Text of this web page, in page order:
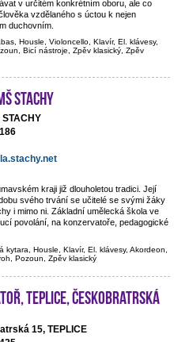
v určitém konkrétním oboru, ale co
vzdělaného s úctou k nejen
duchovním.
Housle, Violoncello, Klavír, El. klávesy,
Bicí nástroje, Zpěv klasický, Zpěv
Stachy
STACHY
kraji již dlouholetou tradici. Její
svého trvání se učitelé se svými žáky
i mimo ni. Základní umělecká škola ve
povolání, na konzervatoře, pedagogické
Housle, Klavír, El. klávesy, Akordeon,
Pozoun, Zpěv klasický
Teplice, Českobratrská
15, TEPLICE